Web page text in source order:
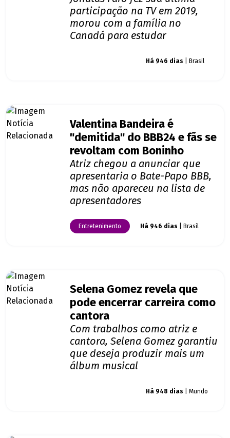
participação na TV em 2019,
morou com a família no
Canadá para estudar
Há 946 dias | Brasil
Valentina Bandeira é
"demitida" do BBB24 e fãs se
revoltam com Boninho
Atriz chegou a anunciar que
apresentaria o Bate-Papo BBB,
mas não apareceu na lista de
apresentadores
Entretenimento Há 946 dias | Brasil
Selena Gomez revela que
pode encerrar carreira como
cantora
Com trabalhos como atriz e
cantora, Selena Gomez garantiu
que deseja produzir mais um
álbum musical
Há 948 dias | Mundo